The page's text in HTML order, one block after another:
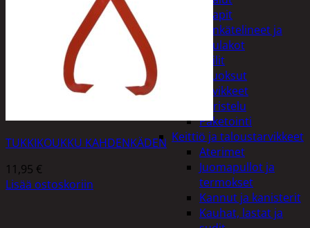
Kaapit
Kenkätelineet ja
naulakot
Peilit
Huonetuoksut
Juhlatarvikkeet
Koristelu
Paketointi
Keittiö ja taloustarvikkeet
Aterimet
Juomapullot ja
termokset
Kannut ja kanisterit
Kauhat, lastat ja
TUKKIKOUKKU KAHDENKÄDEN
11,95 €
Lisää ostoskoriin